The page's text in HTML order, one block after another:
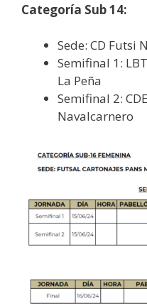
Categoría Sub 14:
Sede: CD Futsi
Semifinal 1:
La Peña
Semifinal 2:
Navalcarnero